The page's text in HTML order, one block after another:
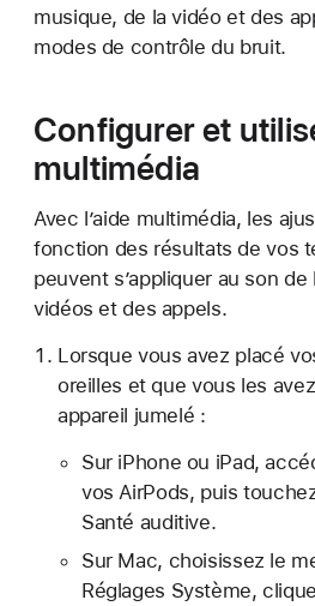
musique, de la vidéo et des
modes de contrôle du bruit.
Configurer et
multimédia
Avec l’aide multimédia, les
fonction des résultats de vos
peuvent s’appliquer au son
vidéos et des appels.
Lorsque vous avez placé
oreilles et que vous les
appareil jumelé :
Sur iPhone ou iPad,
vos AirPods, puis
Santé auditive.
Sur Mac, choisissez le
Réglages Système,